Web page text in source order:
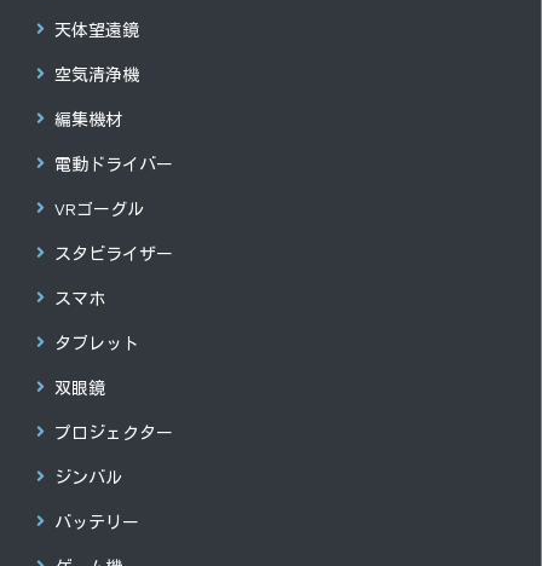
天体望遠鏡
空気清浄機
編集機材
電動ドライバー
VRゴーグル
スタビライザー
スマホ
タブレット
双眼鏡
プロジェクター
ジンバル
バッテリー